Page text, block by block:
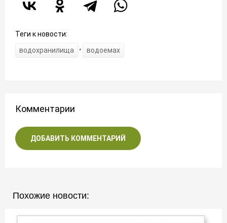
Теги к новости:
водохранилища
, водоемах
Комментарии
ДОБАВИТЬ КОММЕНТАРИЙ
Похожие новости: